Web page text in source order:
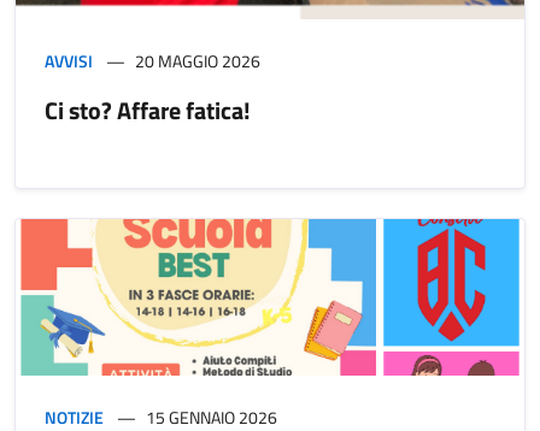
AVVISI 20 MAGGIO 2026
Ci sto? Affare fatica!
NOTIZIE 15 GENNAIO 2026